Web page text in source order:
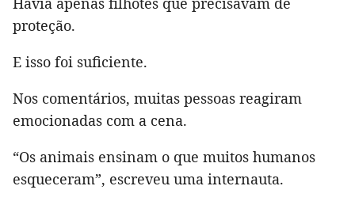
proteção.
E isso foi suficiente.
Nos comentários, muitas pessoas reagiram
emocionadas com a cena.
“Os animais ensinam o que muitos humanos
esqueceram”, escreveu uma internauta.